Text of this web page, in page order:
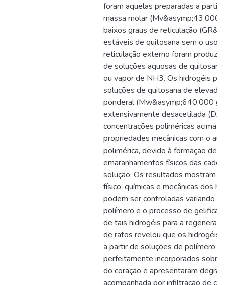
foram aquelas preparadas a partir
massa molar (Mv&asymp;43.000
baixos graus de reticulação
estáveis de quitosana sem o uso
reticulação externo foram
de soluções aquosas de
ou vapor de NH3. Os hidrogéis
soluções de quitosana de elevada
ponderal (Mw&asymp;640.000
extensivamente desacetilada
concentrações poliméricas acima
propriedades mecânicas com o
polimérica, devido à formação de
emaranhamentos físicos das
solução. Os resultados mostram
físico-químicas e mecânicas dos
podem ser controladas variando a
polímero e o processo de
de tais hidrogéis para a
de ratos revelou que os hidrogéis
a partir de soluções de polímero a
perfeitamente incorporados sobre
do coração e apresentaram